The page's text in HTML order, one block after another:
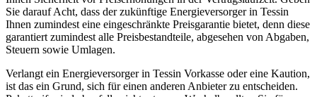
Sie darauf Acht, dass der zukünftige Energieversorger in Tessin
Ihnen zumindest eine eingeschränkte Preisgarantie bietet, denn diese
garantiert zumindest alle Preisbestandteile, abgesehen von Abgaben,
Steuern sowie Umlagen.
Verlangt ein Energieversorger in Tessin Vorkasse oder eine Kaution,
ist das ein Grund, sich für einen anderen Anbieter zu entscheiden.